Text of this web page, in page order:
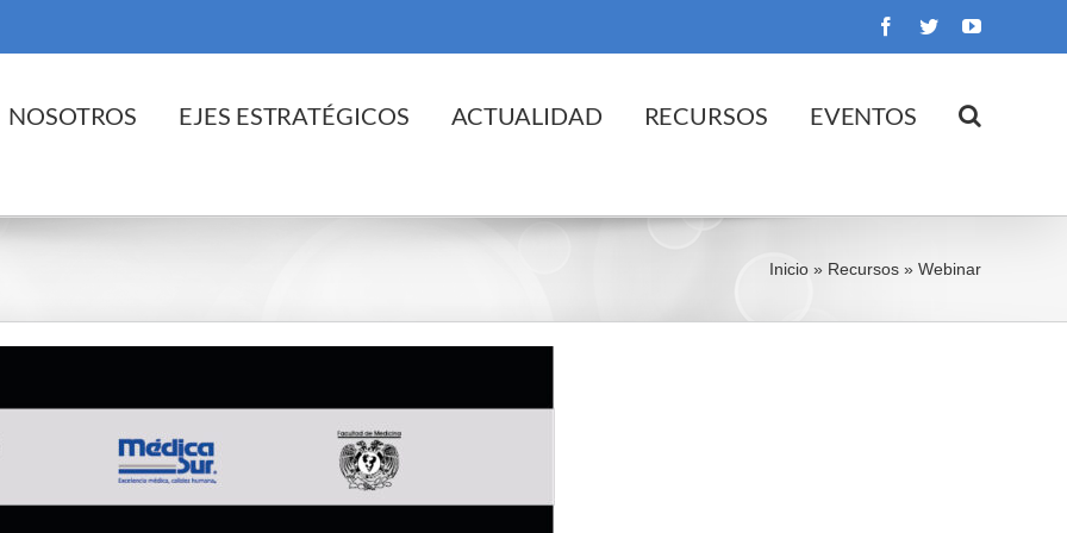
Facebook
TwitterYouTube
NOSOTROS EJES ESTRATÉGICOS ACTUALIDAD RECURSOS EVENTOS
Inicio » Recursos » Webinar